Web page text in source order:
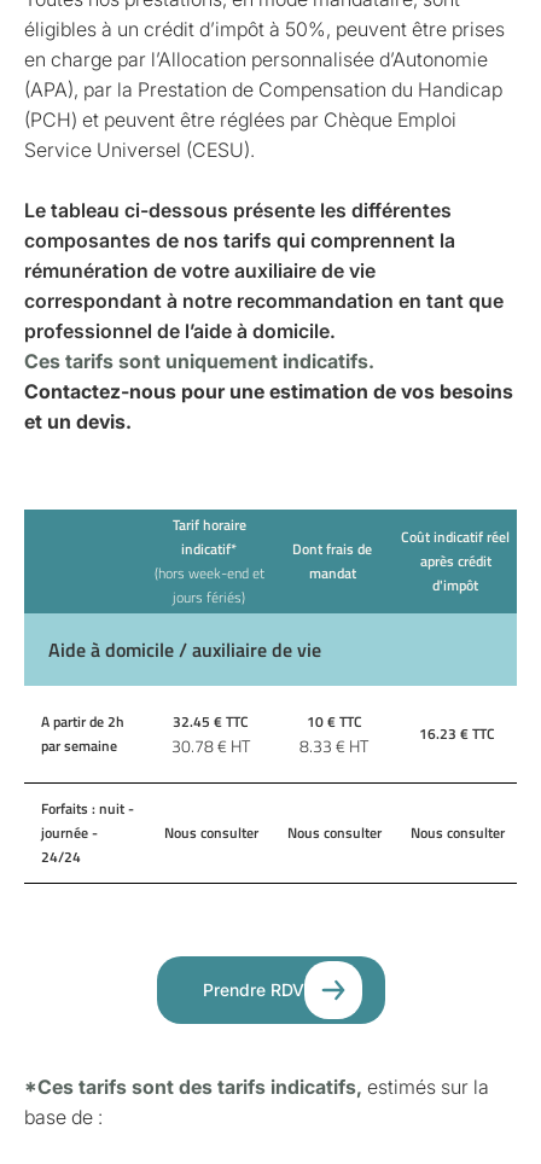
éligibles à un crédit d’impôt à 50%, peuvent être prises
en charge par l’Allocation personnalisée d’Autonomie
(APA), par la Prestation de Compensation du Handicap
(PCH) et peuvent être réglées par Chèque Emploi
Service Universel (CESU).
Le tableau ci-dessous présente les différentes
composantes de nos tarifs qui comprennent la
rémunération de votre auxiliaire de vie
correspondant à notre recommandation en tant que
professionnel de l’aide à domicile.
Ces tarifs sont uniquement indicatifs.
Contactez-nous pour une estimation de vos besoins
et un devis.
Tarif horaire
indicatif*
(hors week-end et
jours fériés)
Dont frais de
mandat
Coût indicatif réel
après crédit
d'impôt
Aide à domicile / auxiliaire de vie
A partir de 2h
par semaine
32.45 € TTC
30.78€ HT
10€ TTC
8.33€ HT 16.23 € TTC
Forfaits : nuit -
journée -
24/24
Nous consulter Nous consulter Nous consulter
Prendre RDV
*Ces tarifs sont des tarifs indicatifs, estimés sur la
base de :